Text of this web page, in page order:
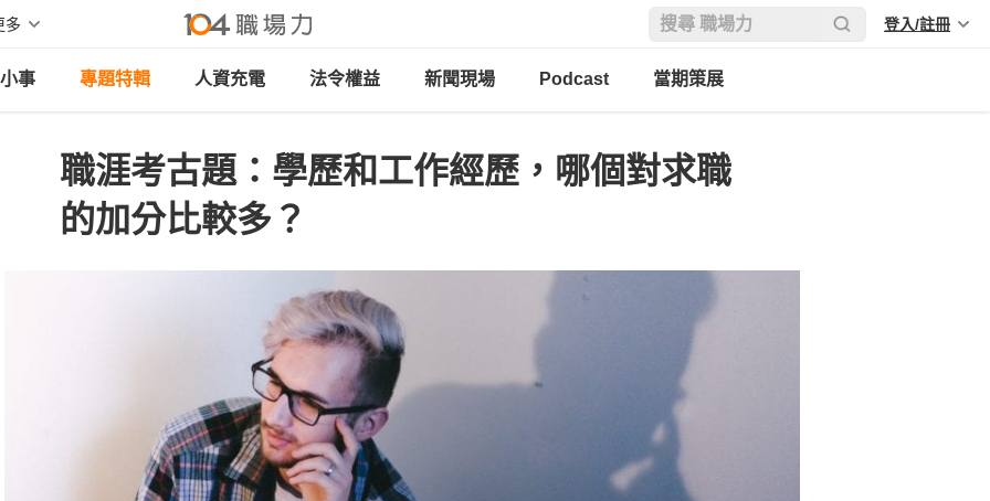
多 登入/註冊
事 專題特輯 人資充電 法令權益 新聞現場 Podcast 當期策展
職涯考古題：學歷和工作經歷，哪個對求職
的加分比較多？